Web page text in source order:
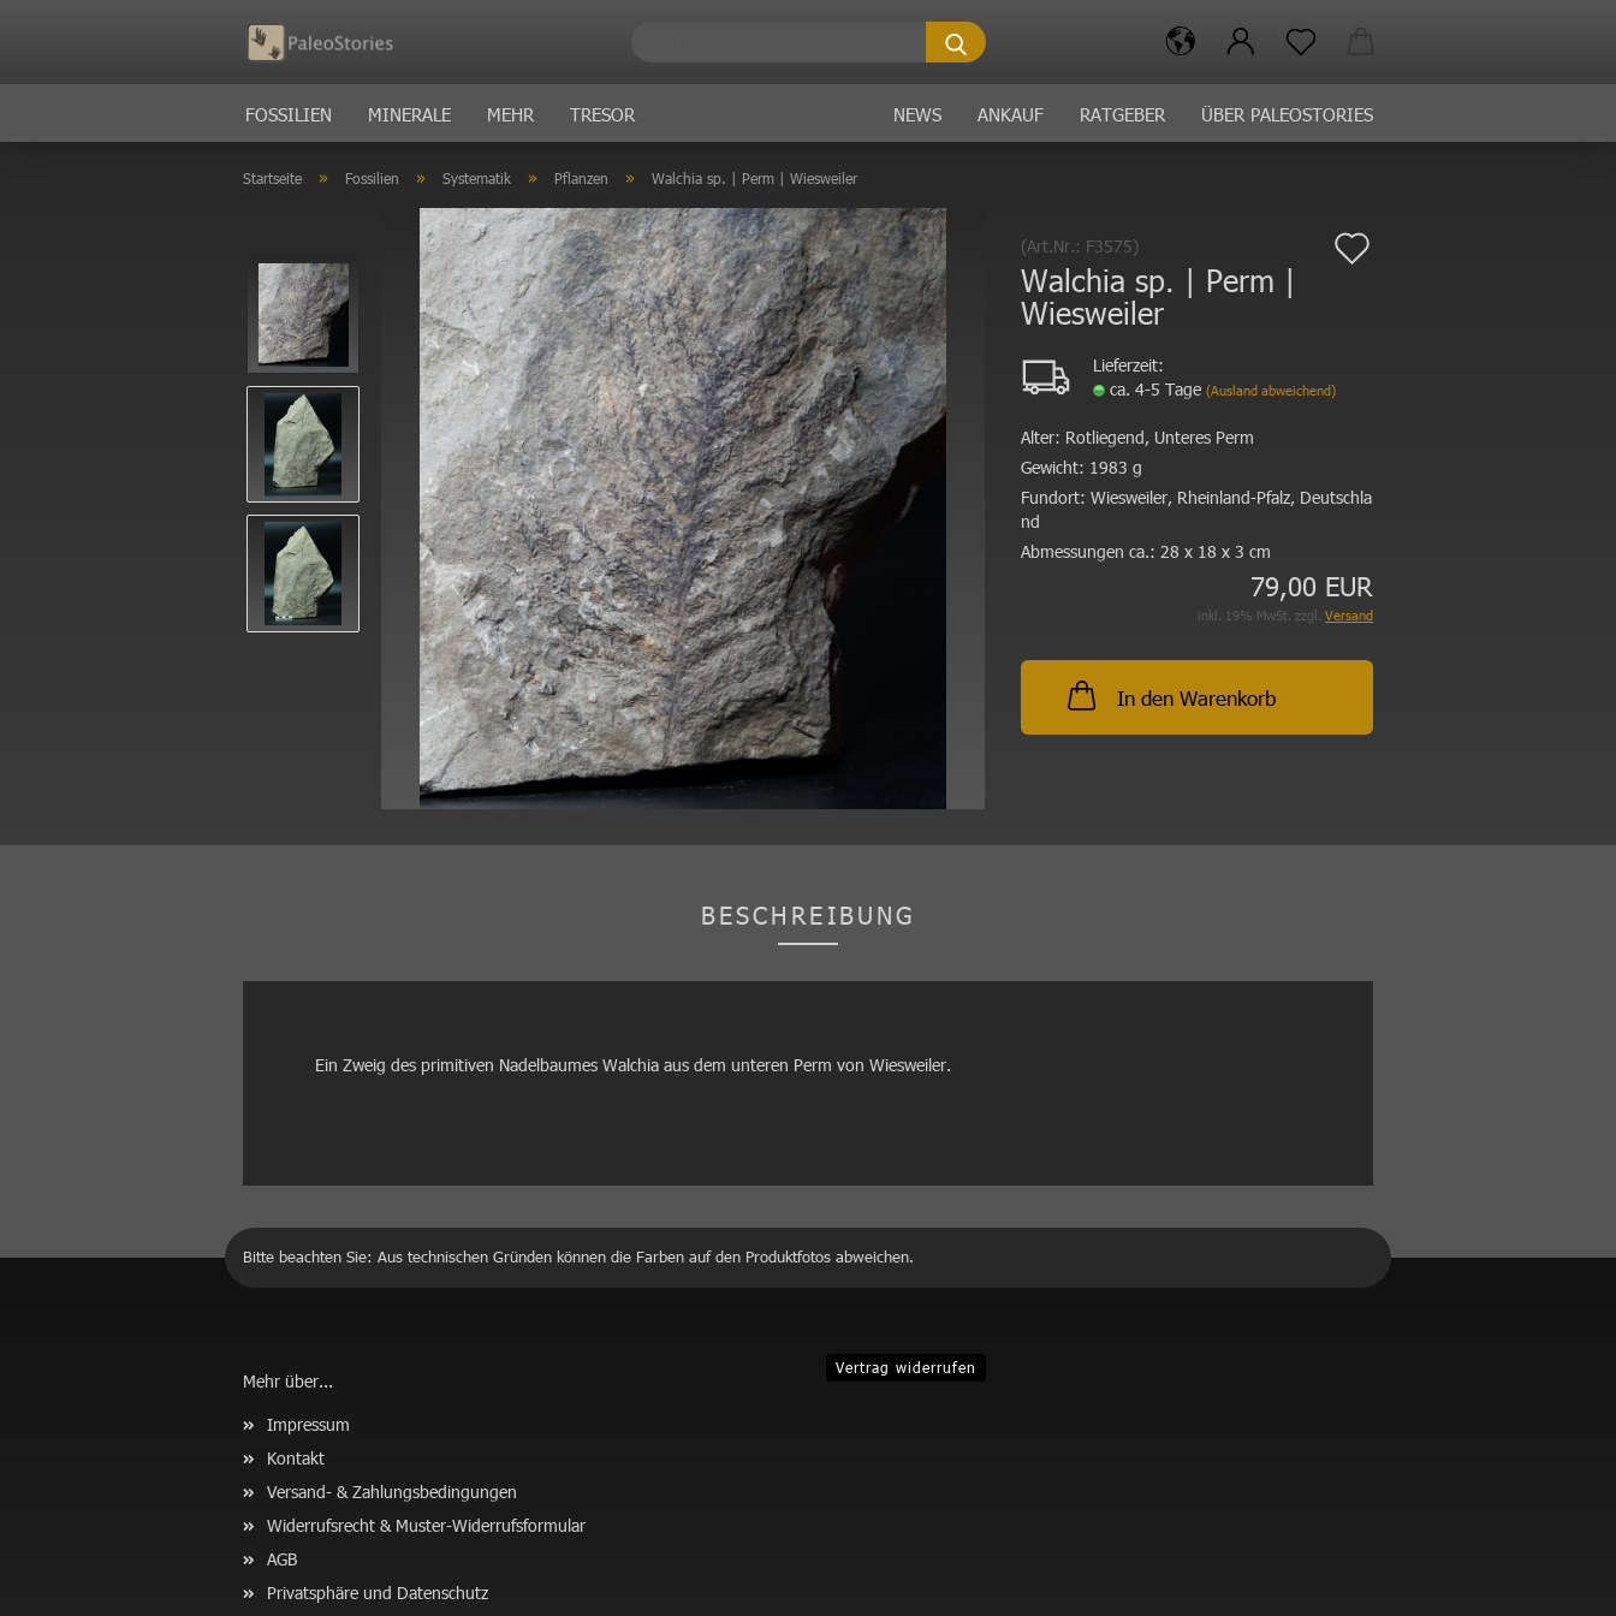
Suche...
FOSSILIEN MINERALE MEHR TRESOR NEWS ANKAUF RATGEBER ÜBER PALEOSTORIES
Startseite » Fossilien » Systematik » Pflanzen » Walchia sp. | Perm | Wiesweiler
(Art.Nr.: F3575)
Walchia sp. | Perm |
Wiesweiler
Lieferzeit:
ca. 4-5 Tage (Ausland abweichend)
Alter: Rotliegend, Unteres Perm
Gewicht: 1983 g
Fundort: Wiesweiler, Rheinland-Pfalz, Deutschla
nd
Abmessungen ca.: 28 x 18 x 3 cm
79,00 EUR
inkl. 19% MwSt. zzgl. Versand
In den Warenkorb
BESCHREIBUNG
Ein Zweig des primitiven Nadelbaumes Walchia aus dem unteren Perm von Wiesweiler.
Bitte beachten Sie: Aus technischen Gründen können die Farben auf den Produktfotos abweichen.
Mehr über...
Impressum
Kontakt
Versand- & Zahlungsbedingungen
Widerrufsrecht & Muster-Widerrufsformular
AGB
Privatsphäre und Datenschutz
Vertrag widerrufen